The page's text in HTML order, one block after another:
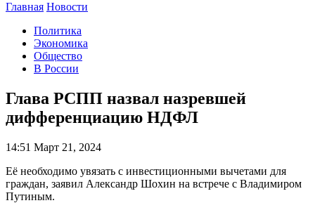
Главная Новости
Политика
Экономика
Общество
В России
Глава РСПП назвал назревшей
дифференциацию НДФЛ
14:51 Март 21, 2024
Её необходимо увязать с инвестиционными вычетами для
граждан, заявил Александр Шохин на встрече с Владимиром
Путиным.